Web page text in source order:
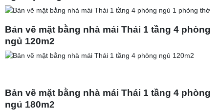
Bản vẽ mặt bằng nhà mái Thái 1 tầng 4 phòng
ngủ 120m2
Bản vẽ mặt bằng nhà mái Thái 1 tầng 4 phòng
ngủ 180m2